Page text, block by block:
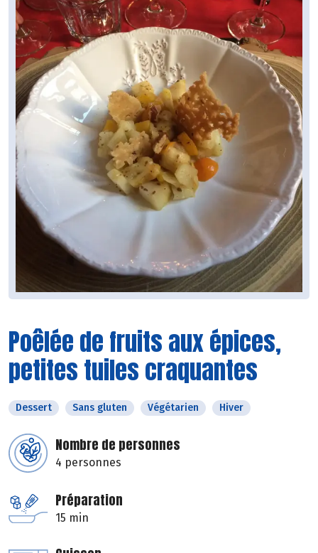
Poêlée de fruits aux épices,
petites tuiles craquantes
Dessert Sans gluten Végétarien Hiver
Nombre de personnes
4 personnes
Préparation
15 min